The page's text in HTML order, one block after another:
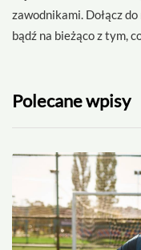
zawodnikami. Dołącz
bądź na bieżąco z tym,
Polecane wpisy